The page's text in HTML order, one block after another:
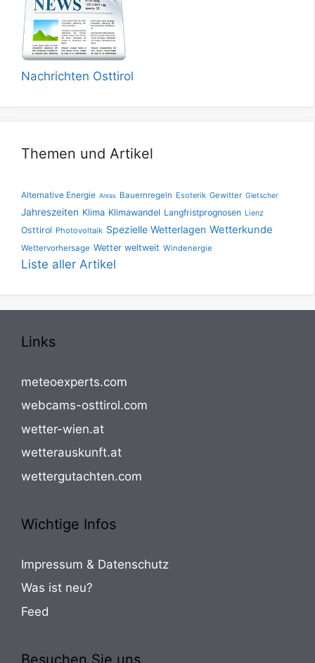
Nachrichten Osttirol
Themen und Artikel
Alternative Energie Anras Bauernregeln Esoterik Gewitter Gletscher
Jahreszeiten Klima Klimawandel Langfristprognosen Lienz
Osttirol Photovoltaik Spezielle Wetterlagen Wetterkunde
Wettervorhersage Wetter weltweit Windenergie
Liste aller Artikel
Links
meteoexperts.com
webcams-osttirol.com
wetter-wien.at
wetterauskunft.at
wettergutachten.com
Wichtige Infos
Impressum & Datenschutz
Was ist neu?
Feed
Besuchen Sie uns